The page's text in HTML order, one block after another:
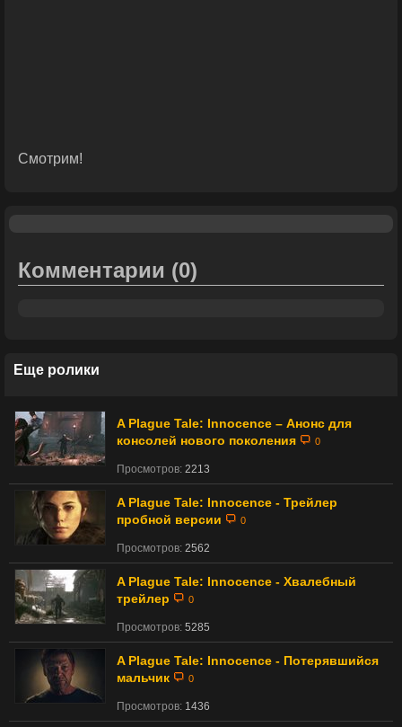
Смотрим!
Комментарии (0)
Еще ролики
A Plague Tale: Innocence – Анонс для
консолей нового поколения
0
Просмотров: 2213
A Plague Tale: Innocence - Трейлер
пробной версии
0
Просмотров: 2562
A Plague Tale: Innocence - Хвалебный
трейлер
0
Просмотров: 5285
A Plague Tale: Innocence - Потерявшийся
мальчик
0
Просмотров: 1436